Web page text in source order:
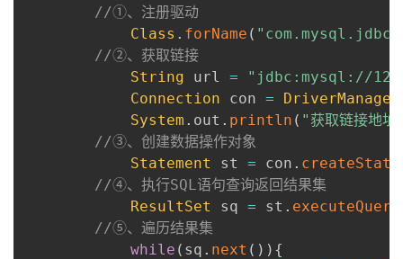
//①、注册驱动
Class . forName (
//②、获取链接
String url =
"jdbc:mysql://
Connection con = DriverManager
System . out . println ( "获取链接地址
//③、创建数据操作对象
Statement
st = con .
//④、执行SQL语句查询返回结果集
ResultSet
sq = st . executeQuery
//⑤、遍历结果集
while ( sq . next ( ) ) {